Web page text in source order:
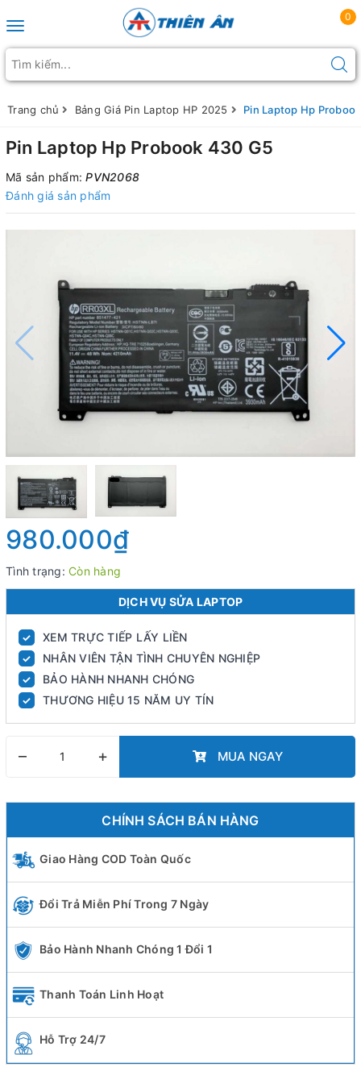
Toggle navigation
0
Trang chủ Bảng Giá Pin Laptop HP 2025 Pin Laptop Hp
Pin Laptop Hp Probook 430 G5
Mã sản phẩm:PVN2068
Đánh giá sản phẩm
980.000₫
Tình trạng: Còn hàng
DỊCH VỤ SỬA LAPTOP
✓ XEM TRỰC TIẾP LẤY LIỀN
✓ NHÂN VIÊN TẬN TÌNH CHUYÊN NGHIỆP
✓ BẢO HÀNH NHANH CHÓNG
✓ THƯƠNG HIỆU 15 NĂM UY TÍN
– + MUA NGAY
CHÍNH SÁCH BÁN HÀNG
Giao Hàng COD Toàn Quốc
Đổi Trả Miễn Phí Trong 7 Ngày
Bảo Hành Nhanh Chóng 1 Đổi 1
Thanh Toán Linh Hoạt
Hỗ Trợ 24/7